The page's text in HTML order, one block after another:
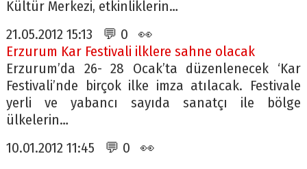
Kültür Merkezi, etkinliklerin…
21.05.2012 15:13 💬 0 👀
Erzurum Kar Festivali ilklere sahne olacak
Erzurum’da 26- 28 Ocak’ta düzenlenecek ‘Kar
Festivali’nde birçok ilke imza atılacak. Festivale
yerli ve yabancı sayıda sanatçı ile bölge
ülkelerin…
10.01.2012 11:45 💬 0 👀